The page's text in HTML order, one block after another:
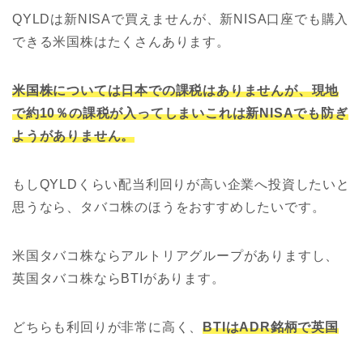
QYLDは新NISAで買えませんが、新NISA口座でも購入
できる米国株はたくさんあります。
米国株については日本での課税はありませんが、現地
で約10％の課税が入ってしまいこれは新NISAでも防ぎ
ようがありません。
もしQYLDくらい配当利回りが高い企業へ投資したいと
思うなら、タバコ株のほうをおすすめしたいです。
米国タバコ株ならアルトリアグループがありますし、
英国タバコ株ならBTIがあります。
どちらも利回りが非常に高く、BTIはADR銘柄で英国